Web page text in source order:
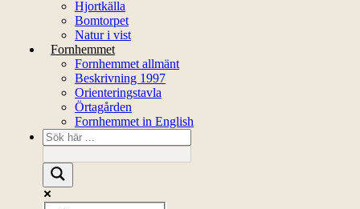
Hjortkälla
Bomtorpet
Natur i vist
Fornhemmet
Fornhemmet allmänt
Beskrivning 1997
Orienteringstavla
Örtagården
Fornhemmet in English